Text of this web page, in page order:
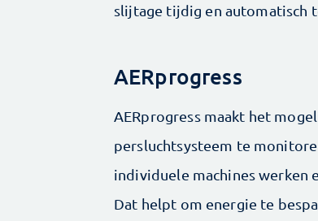
slijtage tijdig en automatisch
AERprogress
AERprogress maakt het
persluchtsysteem te
individuele machines werken
Dat helpt om energie te